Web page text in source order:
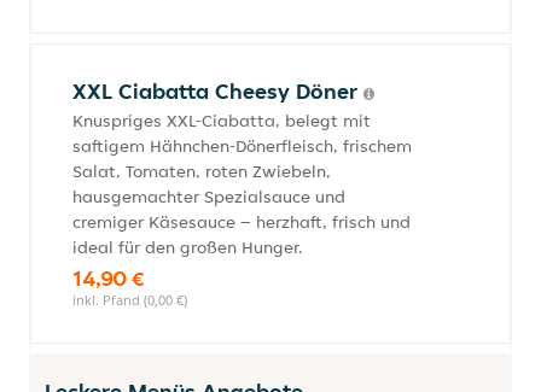
XXL Ciabatta Cheesy Döner
Knuspriges XXL-Ciabatta, belegt mit
saftigem Hähnchen-Dönerfleisch, frischem
Salat, Tomaten, roten Zwiebeln,
hausgemachter Spezialsauce und
cremiger Käsesauce – herzhaft, frisch und
ideal für den großen Hunger.
14,90 €
inkl. Pfand (0,00 €)